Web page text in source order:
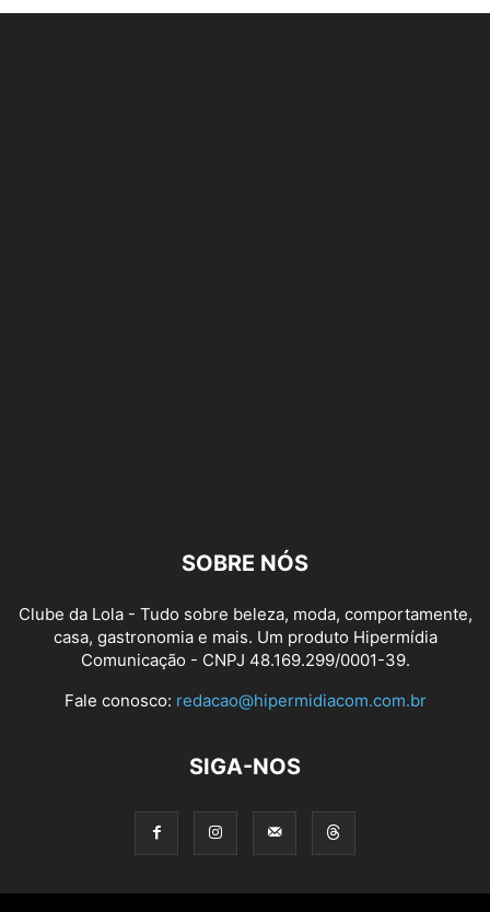
SOBRE NÓS
Clube da Lola - Tudo sobre beleza, moda, comportamente,
casa, gastronomia e mais. Um produto Hipermídia
Comunicação - CNPJ 48.169.299/0001-39.
Fale conosco: redacao@hipermidiacom.com.br
SIGA-NOS